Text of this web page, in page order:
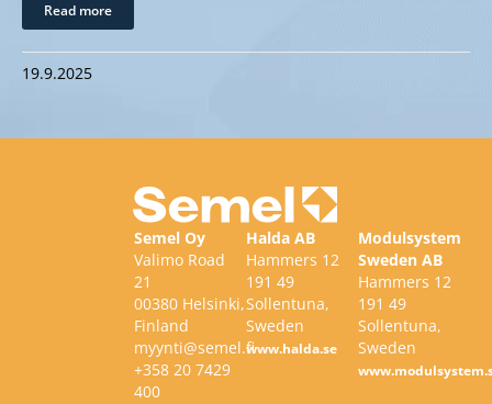
Read more
19.9.2025
Semel Oy
Valimo Road
21
00380 Helsinki,
Finland
myynti@semel.fi
+358 20 7429
400
Halda AB
Hammers 12
191 49
Sollentuna,
Sweden
www.halda.se
Modulsystem
Sweden AB
Hammers 12
191 49
Sollentuna,
Sweden